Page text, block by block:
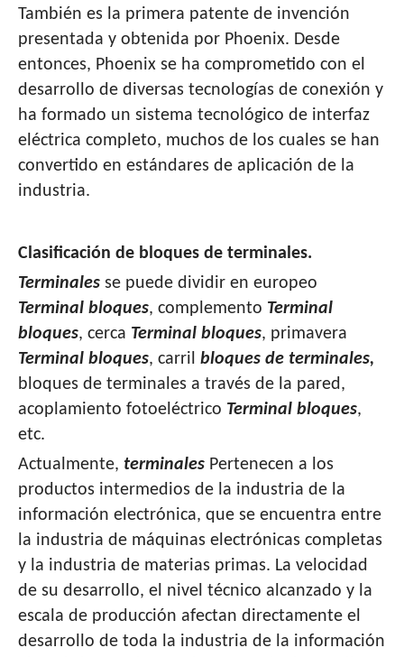
También es la primera patente de invención
presentada y obtenida por Phoenix. Desde
entonces, Phoenix se ha comprometido con el
desarrollo de diversas tecnologías de conexión y
ha formado un sistema tecnológico de interfaz
eléctrica completo, muchos de los cuales se han
convertido en estándares de aplicación de la
industria.
Clasificación de bloques de terminales.
Terminales se puede dividir en europeo
Terminal bloques, complemento Terminal
bloques, cerca Terminal bloques, primavera
Terminal bloques, carril bloques de terminales,
bloques de terminales a través de la pared,
acoplamiento fotoeléctrico Terminal bloques,
etc.
Actualmente, terminales Pertenecen a los
productos intermedios de la industria de la
información electrónica, que se encuentra entre
la industria de máquinas electrónicas completas
y la industria de materias primas. La velocidad
de su desarrollo, el nivel técnico alcanzado y la
escala de producción afectan directamente el
desarrollo de toda la industria de la información